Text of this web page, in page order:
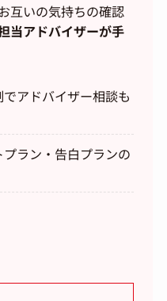
互いの気持ちの確認
当アドバイザーが手
アドバイザー相談も
ラン・告白プランの